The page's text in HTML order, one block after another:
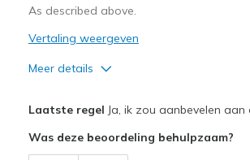
As described above.
Vertaling weergeven
Meer details
Comfortable
Laatste regel Ja, ik zou aanbevelen aan
Was deze beoordeling behulpzaam?